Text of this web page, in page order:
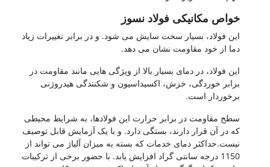
خواص مکانیکی فولاد نسوز
این فولاد، بسیار سخت سایش می شود. و در برابر تغییرات زیاد
دما از خود مقاومت نشان می دهد.
این فولاد، در دمای بسیار بالا از ویژگی هایی مانند مقاومت در
برابر خوردگی، خزش، اکسیداسیون و شکنندگی هیدروژنی
برخوردار است.
سطح مقاومت در برابر حرارت این فولادها، به شرایط محیطی
که در آن قرار دارند، بستگی دارد. و با یک آزمایش قابل توصیف
نیست.حداکثر دمای خدمات که بسته به میزان آلیاژ می تواند از
1150 درجه سانتی گراد افزایش یابد. با حضور برخی از ترکیبات